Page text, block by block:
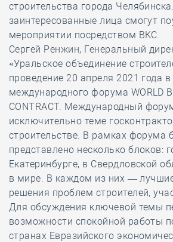
строительства города
заинтересованные лица смогут
мероприятии посредством ВКС.
Сергей Ренжин, Генеральный
«Уральское объединение
проведение 20 апреля 2021 года в
международного форума WORLD
CONTRACT. Международный
исключительно теме
строительстве. В рамках форума
представлено несколько блоков:
Екатеринбурге, в Свердловской
в мире. В каждом из них —
решения проблем строителей,
Для обсуждения ключевой темы
возможности спокойной работы
странах Евразийского